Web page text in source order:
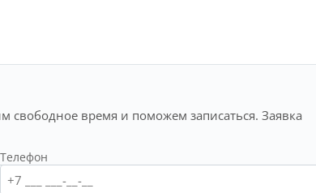
время и поможем записаться. Заявка
Телефон